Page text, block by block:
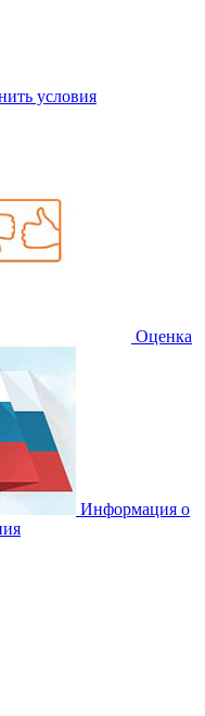
условия
Оценка
Информация о